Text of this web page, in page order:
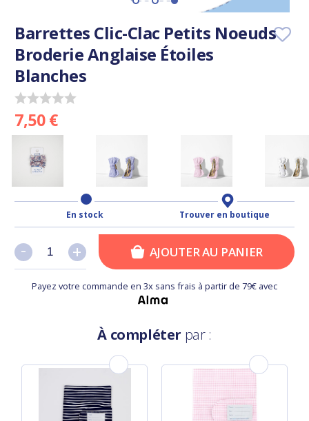
Barrettes Clic-Clac Petits Noeuds
Broderie Anglaise Étoiles
Blanches
7,50 €
En stock Trouver en boutique
+
- +
- AJOUTER AU PANIER
Payez votre commande en 3x sans frais à partir de 79€ avec
À compléter par :